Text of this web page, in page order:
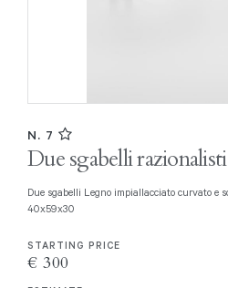
N. 7
Due sgabelli razionalisti
Due sgabelli Legno impiallacciato curvato e scolpito, corda. 1930 ca., cm
40x59x30
STARTING PRICE
€ 300